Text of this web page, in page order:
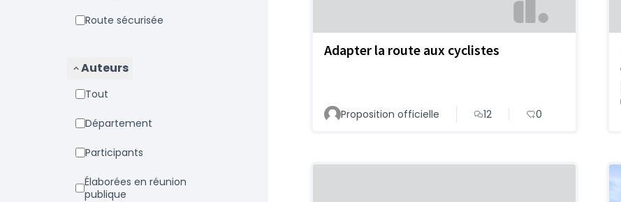
Route sécurisée
Auteurs
Tout
Département
Participants
Élaborées en réunion
publique
Adapter la route aux cyclistes
Proposition officielle 12 0